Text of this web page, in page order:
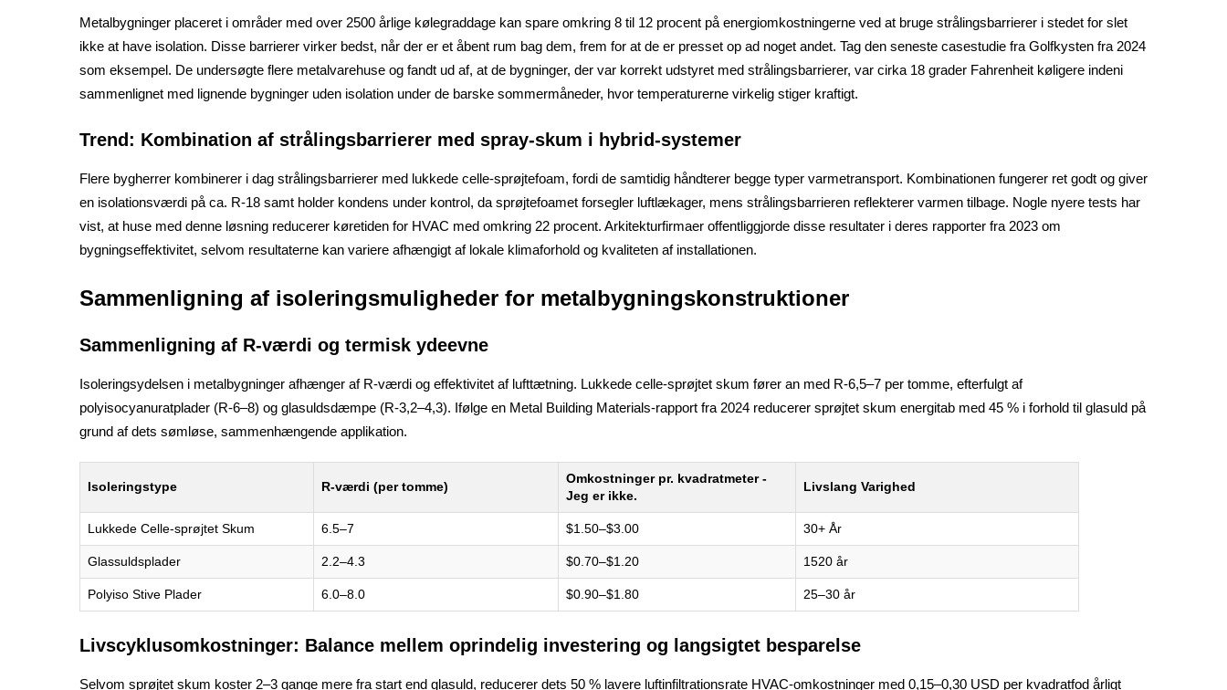
Metalbygninger placeret i områder med over 2500 årlige kølegraddage kan spare omkring 8 til 12 procent på energiomkostningerne ved at bruge strålingsbarrierer i stedet for slet
ikke at have isolation. Disse barrierer virker bedst, når der er et åbent rum bag dem, frem for at de er presset op ad noget andet. Tag den seneste casestudie fra Golfkysten fra 2024
som eksempel. De undersøgte flere metalvarehuse og fandt ud af, at de bygninger, der var korrekt udstyret med strålingsbarrierer, var cirka 18 grader Fahrenheit køligere indeni
sammenlignet med lignende bygninger uden isolation under de barske sommermåneder, hvor temperaturerne virkelig stiger kraftigt.
Trend: Kombination af strålingsbarrierer med spray-skum i hybrid-systemer
Flere bygherrer kombinerer i dag strålingsbarrierer med lukkede celle-sprøjtefoam, fordi de samtidig håndterer begge typer varmetransport. Kombinationen fungerer ret godt og giver
en isolationsværdi på ca. R-18 samt holder kondens under kontrol, da sprøjtefoamet forsegler luftlækager, mens strålingsbarrieren reflekterer varmen tilbage. Nogle nyere tests har
vist, at huse med denne løsning reducerer køretiden for HVAC med omkring 22 procent. Arkitekturfirmaer offentliggjorde disse resultater i deres rapporter fra 2023 om
bygningseffektivitet, selvom resultaterne kan variere afhængigt af lokale klimaforhold og kvaliteten af installationen.
Sammenligning af isoleringsmuligheder for metalbygningskonstruktioner
Sammenligning af R-værdi og termisk ydeevne
Isoleringsydelsen i metalbygninger afhænger af R-værdi og effektivitet af lufttætning. Lukkede celle-sprøjtet skum fører an med R-6,5–7 per tomme, efterfulgt af
polyisocyanuratplader (R-6–8) og glasuldsdæmpe (R-3,2–4,3). Ifølge en Metal Building Materials-rapport fra 2024 reducerer sprøjtet skum energitab med 45 % i forhold til glasuld på
grund af dets sømløse, sammenhængende applikation.
Isoleringstype R-værdi (per tomme)
Omkostninger pr. kvadratmeter -
Jeg er ikke.
Livslang Varighed
Lukkede Celle-sprøjtet Skum 6.5–7 $1.50–$3.00 30+ År
Glassuldsplader 2.2–4.3 $0.70–$1.20 1520 år
Polyiso Stive Plader 6.0–8.0 $0.90–$1.80 25–30 år
Livscyklusomkostninger: Balance mellem oprindelig investering og langsigtet besparelse
Selvom sprøjtet skum koster 2–3 gange mere fra start end glasuld, reducerer dets 50 % lavere luftinfiltrationsrate HVAC-omkostninger med 0,15–0,30 USD per kvadratfod årligt